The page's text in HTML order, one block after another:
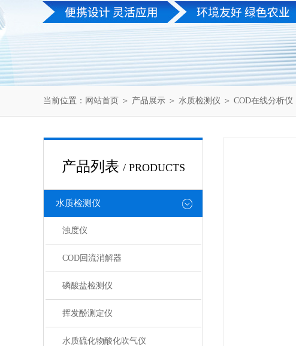
当前位置： 网站首页 ＞ 产品展示 ＞ 水质检测仪 ＞ COD在线分析仪
产品列表 / PRODUCTS
水质检测仪
浊度仪
COD回流消解器
磷酸盐检测仪
挥发酚测定仪
水质硫化物酸化吹气仪